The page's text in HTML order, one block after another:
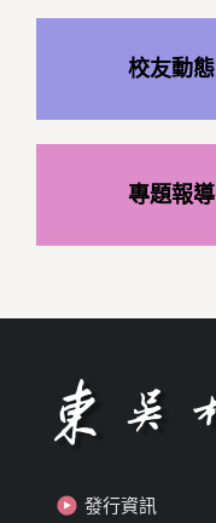
校友動態
專題報導
發行資訊